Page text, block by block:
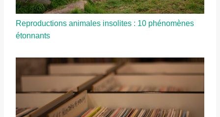
Reproductions animales insolites : 10 phénomènes
étonnants